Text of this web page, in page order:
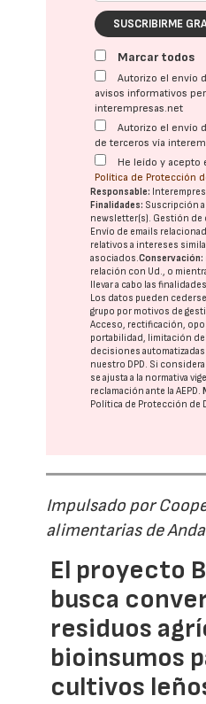
SUSCRIBIRME
Marcar todos
Autorizo el envío
avisos informativos
interempresas.net
Autorizo el envío
de terceros vía
He leído y acepto
Política de Protección
Responsable:
Finalidades: Suscripción
newsletter(s). Gestión de
Envío de emails
relativos a intereses
asociados.Conservación:
relación con Ud., o
llevar a cabo las
Los datos pueden
grupo por motivos de
Acceso, rectificación,
portabilidad, limitación
decisiones automatizadas:
nuestro DPD. Si
se ajusta a la normativa
reclamación ante laAEPD.
Política de Protección de
Impulsado por
alimentarias de
El proyecto
busca
residuos
bioinsumos
cultivos